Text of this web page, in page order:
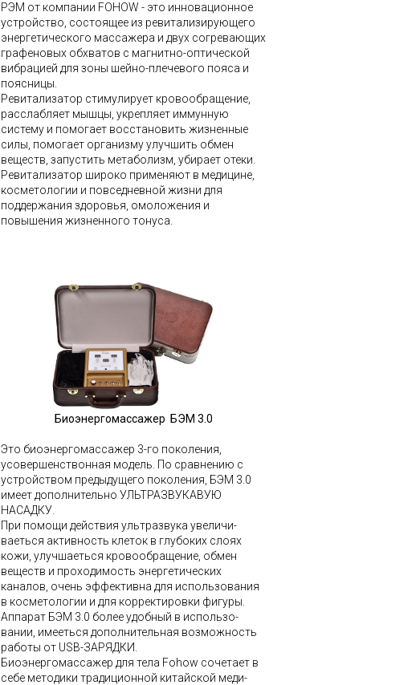
РЭМ от компании FOHOW - это инновационное
устройство, состоящее из ревитализирующего
энергетического массажера и двух согревающих
графеновых обхватов с магнитно-оптической
вибрацией для зоны шейно-плечевого пояса и
поясницы.
Ревитализатор стимулирует кровообращение,
расслабляет мышцы, укрепляет иммунную
систему и помогает восстановить жизненные
силы, помогает организму улучшить обмен
веществ, запустить метаболизм, убирает отеки.
Ревитализатор широко применяют в медицине,
косметологии и повседневной жизни для
поддержания здоровья, омоложения и
повышения жизненного тонуса.
Биоэнергомассажер БЭМ 3.0
Это биоэнергомассажер 3-го поколения,
усовершенствонная модель. По сравнению с
устройством предыдущего поколения, БЭМ 3.0
имеет дополнительно УЛЬТРАЗВУКАВУЮ
НАСАДКУ.
При помощи действия ультразвука увеличи-
ваеться активность клеток в глубоких слоях
кожи, улучшаеться кровообращение, обмен
веществ и проходимость энергетических
каналов, очень эффективна для использования
в косметологии и для корректировки фигуры.
Аппарат БЭМ 3.0 более удобный в использо-
вании, имееться дополнительная возможность
работы от USB-ЗАРЯДКИ.
Биоэнергомассажер для тела Fohow сочетает в
себе методики традиционной китайской меди­